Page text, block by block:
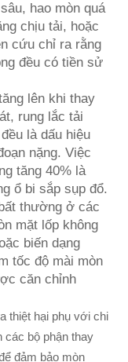
hao mòn quá
chịu tải, hoặc
cứu chỉ ra rằng
đều có tiền sử
lên khi thay
rung lắc tải
là dấu hiệu
nặng. Việc
tăng 40% là
ổ bi sắp sụp đổ.
thường ở các
mặt lốp không
biến dạng
tốc độ mài mòn
căn chỉnh
thiệt hại phụ với chi
các bộ phận thay
đảm bảo mòn